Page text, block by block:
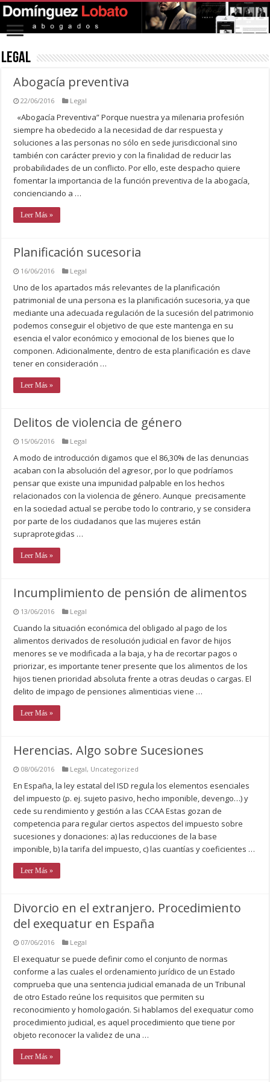
Legal
Abogacía preventiva
22/06/2016 Legal
«Abogacía Preventiva” Porque nuestra ya milenaria profesión
siempre ha obedecido a la necesidad de dar respuesta y
soluciones a las personas no sólo en sede jurisdiccional sino
también con carácter previo y con la finalidad de reducir las
probabilidades de un conflicto. Por ello, este despacho quiere
fomentar la importancia de la función preventiva de la abogacía,
concienciando a …
Leer Más »
Planificación sucesoria
16/06/2016 Legal
Uno de los apartados más relevantes de la planificación
patrimonial de una persona es la planificación sucesoria, ya que
mediante una adecuada regulación de la sucesión del patrimonio
podemos conseguir el objetivo de que este mantenga en su
esencia el valor económico y emocional de los bienes que lo
componen. Adicionalmente, dentro de esta planificación es clave
tener en consideración …
Leer Más »
Delitos de violencia de género
15/06/2016 Legal
A modo de introducción digamos que el 86,30% de las denuncias
acaban con la absolución del agresor, por lo que podríamos
pensar que existe una impunidad palpable en los hechos
relacionados con la violencia de género. Aunque precisamente
en la sociedad actual se percibe todo lo contrario, y se considera
por parte de los ciudadanos que las mujeres están
supraprotegidas …
Leer Más »
Incumplimiento de pensión de alimentos
13/06/2016 Legal
Cuando la situación económica del obligado al pago de los
alimentos derivados de resolución judicial en favor de hijos
menores se ve modificada a la baja, y ha de recortar pagos o
priorizar, es importante tener presente que los alimentos de los
hijos tienen prioridad absoluta frente a otras deudas o cargas. El
delito de impago de pensiones alimenticias viene …
Leer Más »
Herencias. Algo sobre Sucesiones
08/06/2016 Legal, Uncategorized
En España, la ley estatal del ISD regula los elementos esenciales
del impuesto (p. ej. sujeto pasivo, hecho imponible, devengo…) y
cede su rendimiento y gestión a las CCAA Estas gozan de
competencia para regular ciertos aspectos del impuesto sobre
sucesiones y donaciones: a) las reducciones de la base
imponible, b) la tarifa del impuesto, c) las cuantías y coeficientes …
Leer Más »
Divorcio en el extranjero. Procedimiento
del exequatur en España
07/06/2016 Legal
El exequatur se puede definir como el conjunto de normas
conforme a las cuales el ordenamiento jurídico de un Estado
comprueba que una sentencia judicial emanada de un Tribunal
de otro Estado reúne los requisitos que permiten su
reconocimiento y homologación. Si hablamos del exequatur como
procedimiento judicial, es aquel procedimiento que tiene por
objeto reconocer la validez de una …
Leer Más »